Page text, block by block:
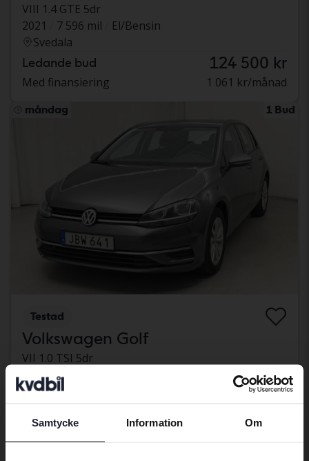
Samtycke Information Om
VIII 1.4 GTE 5dr
2021
7 596 mil
El/Bensin
Svedala
Ledande bud 124 500 kr
Med finansiering 1 061 kr/månad
måndag 1 Bud
Testad
Volkswagen Golf
VII 1.0 TSI 5dr
2017
15 770 mil
Åkersberga (Runö)
Med finansiering 392 kr/månad
Preferred language